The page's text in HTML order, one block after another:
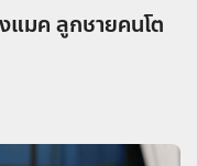
มค ลูกชายคนโต